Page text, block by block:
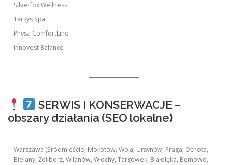
Silverfox Wellness
Tarsys Spa
Physa ComfortLine
Innovest Balance
SERWIS I KONSERWACJE –
obszary działania (SEO lokalne)
Warszawa (Śródmieście, Mokotów, Wola, Ursynów, Praga, Ochota,
Bielany, Żoliborz, Wilanów, Włochy, Targówek, Białołęka, Bemowo,